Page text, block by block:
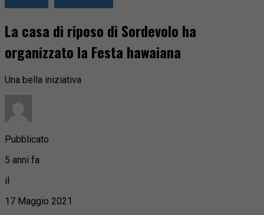
La casa di riposo di Sordevolo ha
organizzato la Festa hawaiana
Una bella iniziativa
Pubblicato
5 anni fa
il
17 Maggio 2021